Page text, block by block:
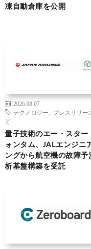
凍自動倉庫を公開
2026.08.07
テクノロジー
プレスリリー
ど
量子技術のエー・スター
ォンタム、JALエンジニ
ングから航空機の故障予
析基盤構築を受託